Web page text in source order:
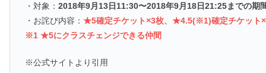
・対象：2018年9月13日11:30〜2018年9月18日21:25までの期
・お詫び内容：★5確定チケット×3枚、★4.5(※1)確定チケット
※1 ★5にクラスチェンジできる仲間
※公式サイトより引用